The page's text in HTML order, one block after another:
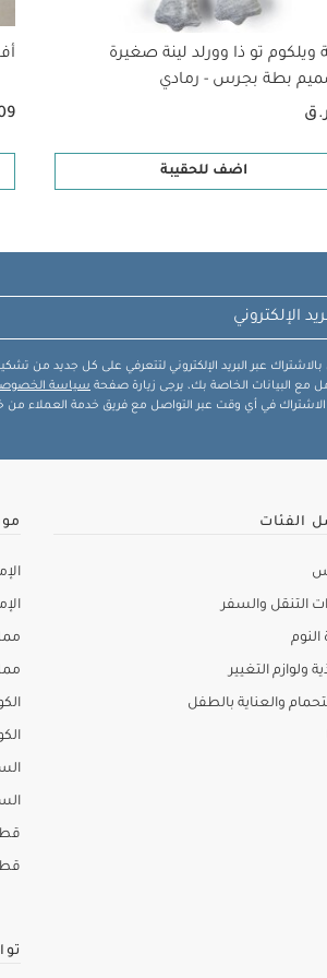
ويلكوم تو ذا وورلد لينة صغيرة
بطة بجرس - رمادي
اضف للحقيبة
عبر البريد الإلكتروني لتتعرفي على كل جديد من
مع البيانات الخاصة بك، يرجى زيارة صفحة سياسة
الاشتراك في أي وقت عبر التواصل مع فريق خدمة العملاء من
الفئات
التنقل والسفر
ولوازم التغيير
والعناية بالطفل